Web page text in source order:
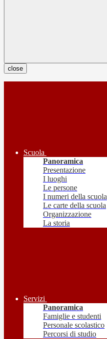
close
Scuola
Panoramica
Presentazione
I luoghi
Le persone
I numeri della scuola
Le carte della scuola
Organizzazione
La storia
Servizi
Panoramica
Famiglie e studenti
Personale scolastico
Percorsi di studio